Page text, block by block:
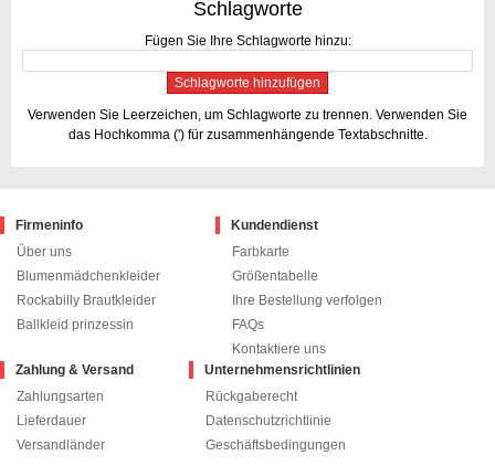
Schlagworte
Fügen Sie Ihre Schlagworte hinzu:
Schlagworte hinzufügen
Verwenden Sie Leerzeichen, um Schlagworte zu trennen. Verwenden Sie
das Hochkomma (') für zusammenhängende Textabschnitte.
Firmeninfo
Über uns
Blumenmädchenkleider
Rockabilly Brautkleider
Ballkleid prinzessin
Kundendienst
Farbkarte
Größentabelle
Ihre Bestellung verfolgen
FAQs
Kontaktiere uns
Zahlung & Versand
Zahlungsarten
Lieferdauer
Versandländer
Unternehmensrichtlinien
Rückgaberecht
Datenschutzrichtlinie
Geschäftsbedingungen